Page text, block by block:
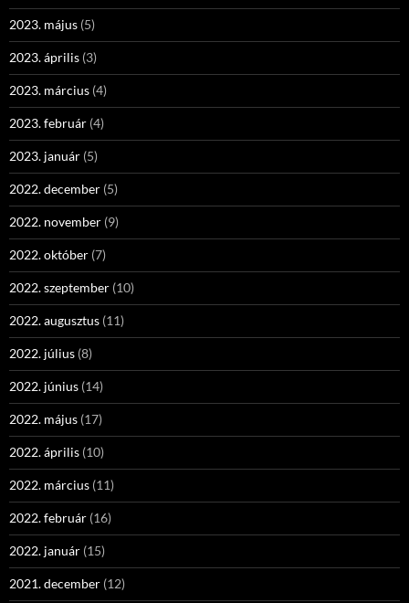
2023. május (5)
2023. április (3)
2023. március (4)
2023. február (4)
2023. január (5)
2022. december (5)
2022. november (9)
2022. október (7)
2022. szeptember (10)
2022. augusztus (11)
2022. július (8)
2022. június (14)
2022. május (17)
2022. április (10)
2022. március (11)
2022. február (16)
2022. január (15)
2021. december (12)